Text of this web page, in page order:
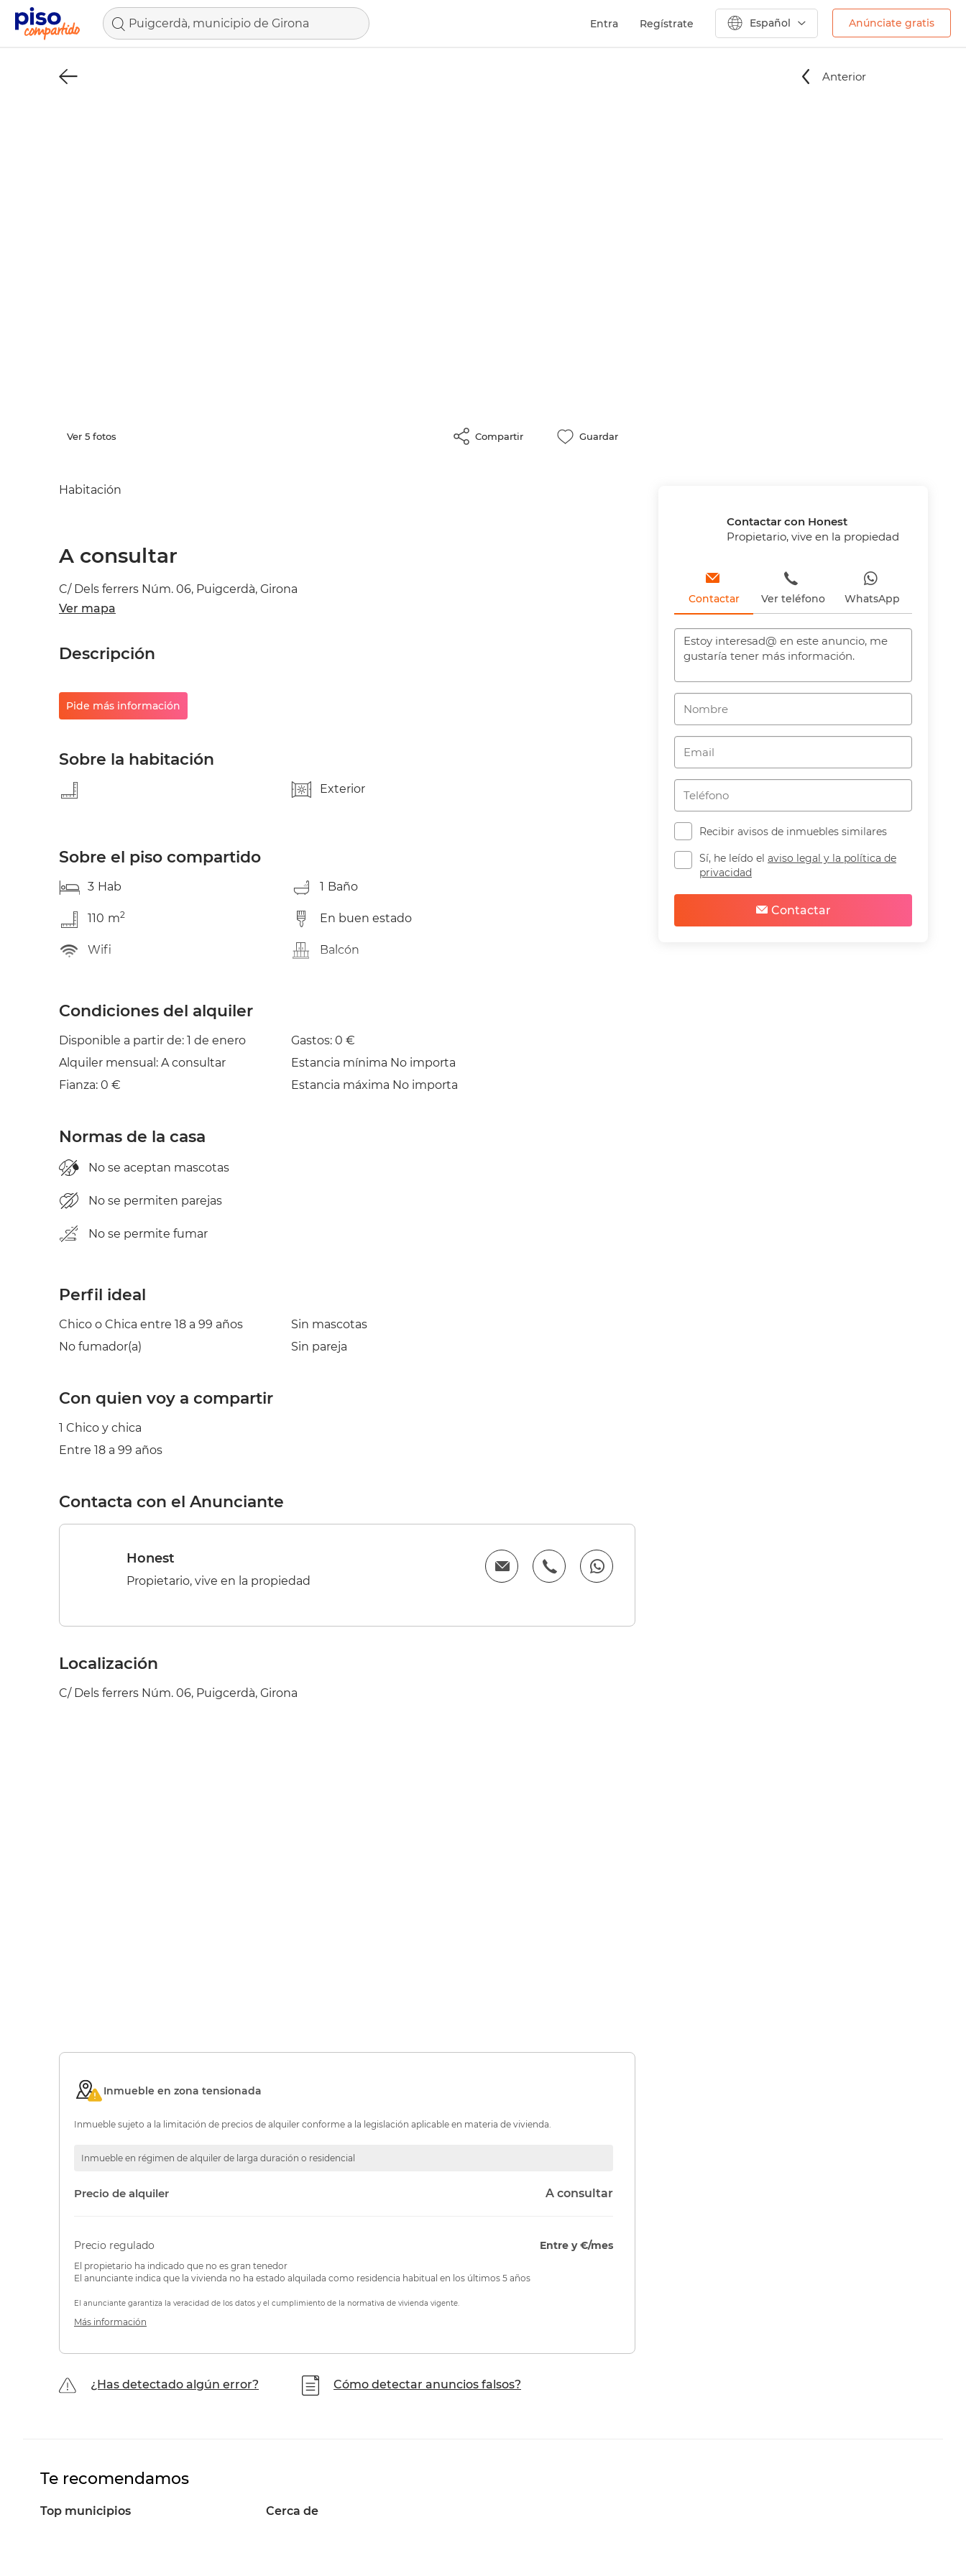
Puigcerdà, municipio de Girona Entra Regístrate Español Anúnciate gratis
Anterior
Ver 5 fotos Compartir Guardar
Habitación
A consultar
C/ Dels ferrers Núm. 06, Puigcerdà, Girona
Ver mapa
Descripción
Pide más información
Sobre la habitación
Exterior
Sobre el piso compartido
3 Hab 1 Baño
110 m2 En buen estado
Wifi Balcón
Condiciones del alquiler
Disponible a partir de: 1 de enero
Alquiler mensual: A consultar
Fianza: 0 €
Gastos: 0 €
Estancia mínima No importa
Estancia máxima No importa
Normas de la casa
No se aceptan mascotas
No se permiten parejas
No se permite fumar
Perfil ideal
Chico o Chica entre 18 a 99 años
No fumador(a)
Sin mascotas
Sin pareja
Con quien voy a compartir
1 Chico y chica
Entre 18 a 99 años
Contacta con el Anunciante
Honest
Propietario, vive en la propiedad
Localización
C/ Dels ferrers Núm. 06, Puigcerdà, Girona
Inmueble en zona tensionada
Inmueble sujeto a la limitación de precios de alquiler conforme a la legislación aplicable en materia de vivienda.
Inmueble en régimen de alquiler de larga duración o residencial
Precio de alquiler A consultar
Precio regulado Entre y €/mes
El propietario ha indicado que no es gran tenedor
El anunciante indica que la vivienda no ha estado alquilada como residencia habitual en los últimos 5 años
El anunciante garantiza la veracidad de los datos y el cumplimiento de la normativa de vivienda vigente.
Más información
¿Has detectado algún error? Cómo detectar anuncios falsos?
Contactar con Honest
Propietario, vive en la propiedad
Contactar Ver teléfono WhatsApp
Recibir avisos de inmuebles similares
Sí, he leído el aviso legal y la política de
privacidad
Contactar
Te recomendamos
Top municipios Cerca de